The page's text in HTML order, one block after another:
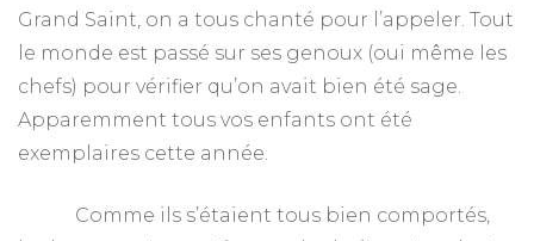
Grand Saint, on a tous chanté pour l’appeler. Tout
le monde est passé sur ses genoux (oui même les
chefs) pour vérifier qu’on avait bien été sage.
Apparemment tous vos enfants ont été
exemplaires cette année.
Comme ils s’étaient tous bien comportés,